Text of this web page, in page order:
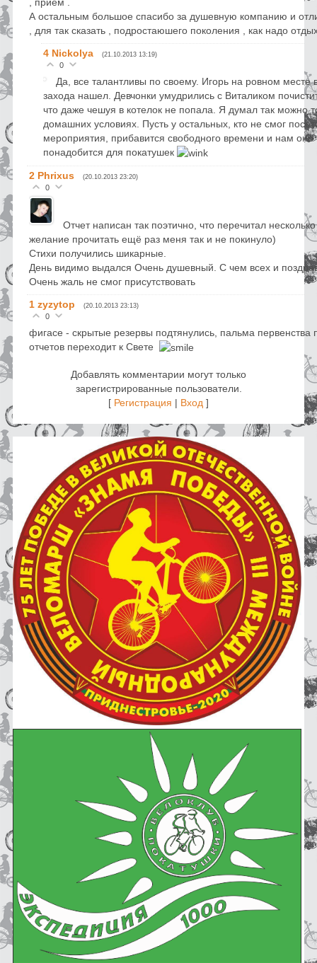
А остальным большое спасибо за душевную компанию и
, для так сказать , подростаюшего поколения , как надо
4 Nickolya (21.10.2013 13:19)
0
Да, все талантливы по своему. Игорь на ровном месте
захода нашел. Девчонки умудрились с Виталиком
что даже чешуя в котелок не попала. Я думал так можно
домашних условиях. Пусть у остальных, кто не смог
мероприятия, прибавится свободного времени и нам оно
понадобится для покатушек
2 Phrixus (20.10.2013 23:20)
0
Отчет написан так поэтично, что перечитал
желание прочитать ещё раз меня так и не покинуло)
Стихи получились шикарные.
День видимо выдался Очень душевный. С чем всех и
Очень жаль не смог присутствовать
1 zyzytop (20.10.2013 23:13)
0
фигасе - скрытые резервы подтянулись, пальма первенства
отчетов переходит к Свете
Добавлять комментарии могут только
зарегистрированные пользователи.
[ Регистрация | Вход ]